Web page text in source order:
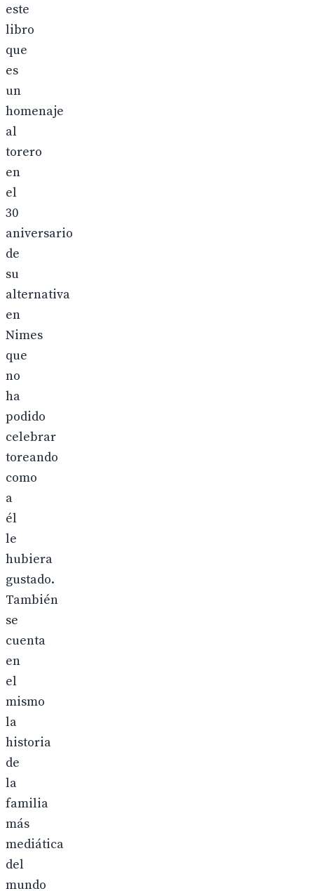
este
libro
que
es
un
homenaje
al
torero
en
el
30
aniversario
de
su
alternativa
en
Nimes
que
no
ha
podido
celebrar
toreando
como
a
él
le
hubiera
gustado.
También
se
cuenta
en
el
mismo
la
historia
de
la
familia
más
mediática
del
mundo